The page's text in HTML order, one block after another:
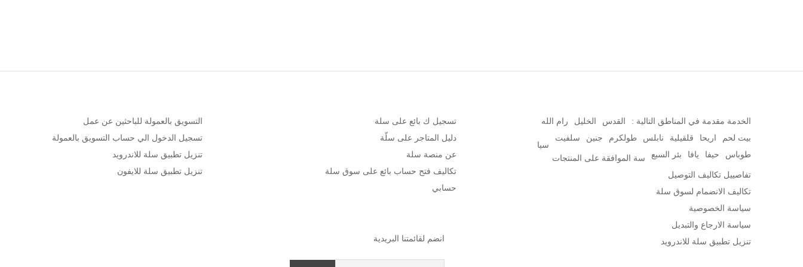
الخدمة مقدمة في المناطق التالية : القدس الخليل
رام الله
بيت لحم
اريحا قلقيلية نابلس طولكرم جنين
سلفيت
طوباس
حيفا يافا بئر السبع
سيا
سة الموافقة على المنتجات
تفاصييل تكاليف التوصيل
تكاليف الانضمام لسوق سلة
سياسة الخصوصية
سياسة الارجاع والتبديل
تنزيل تطبيق سلة للاندرويد
تسجيل ك بائع على سلة
دليل المتاجر على سلّة
عن منصة سلة
تكاليف فتح حساب بائع على سوق سلة
حسابي
انضم لقائمتنا البريدية
التسويق بالعمولة للباحثين عن عمل
تسجيل الدخول الي حساب التسويق بالعمولة
تنزيل تطبيق سلة للاندرويد
تنزيل تطبيق سلة للايفون